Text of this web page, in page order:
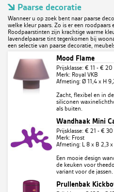
Paarse decoratie
Wanneer u op zoek bent naar paarse
welke kleur paars. Zo is er een roodpaars
Roodpaarstinten zijn krachtige warme
lavendelpaarse tint tegenkomen bij
een selectie van paarse decoratie,
Mood Flame
Prijsklasse: € 11 - € 20
Merk: Royal VKB
Afmeting: Ø 11,4 x H
Zacht, flexibel en in
siliconen
als buiten.
Wandhaak Mini
Prijsklasse: € 21 - € 30
Merk: Frost
Afmeting: L 8 x B 2,3
Een mooie design
de keuken voor
variant voor de jassen.
Prullenbak